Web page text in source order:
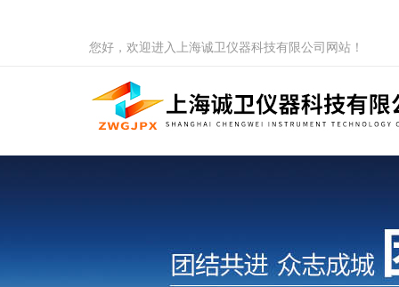
您好，欢迎进入上海诚卫仪器科技有限公司网站！